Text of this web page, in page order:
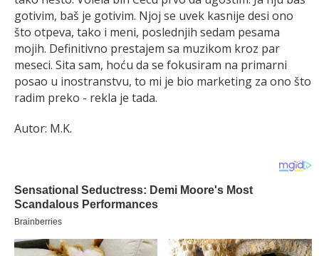
gotivim, baš je gotivim. Njoj se uvek kasnije desi ono
što otpeva, tako i meni, poslednjih sedam pesama
mojih. Definitivno prestajem sa muzikom kroz par
meseci. Sita sam, hoću da se fokusiram na primarni
posao u inostranstvu, to mi je bio marketing za ono što
radim preko - rekla je tada.
Autor: M.K.